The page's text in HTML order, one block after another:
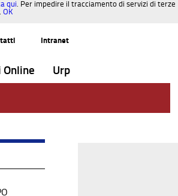
qui. Per impedire il tracciamento di servizi di terze
OK
Intranet
Online Urp